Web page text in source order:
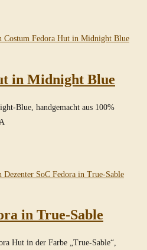
in Midnight Blue
Blue, handgemacht aus 100%
in True-Sable
Hut in der Farbe „True-Sable“,